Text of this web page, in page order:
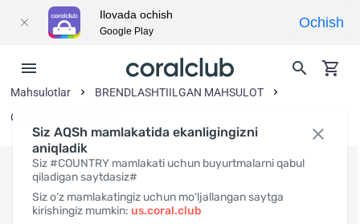
Siz AQSh mamlakatida ekanligingizni
aniqladik
Siz #COUNTRY mamlakati uchun buyurtmalarni qabul
qiladigan saytdasiz#
Siz o‘z mamlakatingiz uchun mo‘ljallangan saytga
kirishingiz mumkin: us.coral.club
Mahsulotlar
BRENDLASHTIILGAN MAHSULOT
GoBox organayzerlari
Ilovada ochish
Google Play
Ochish